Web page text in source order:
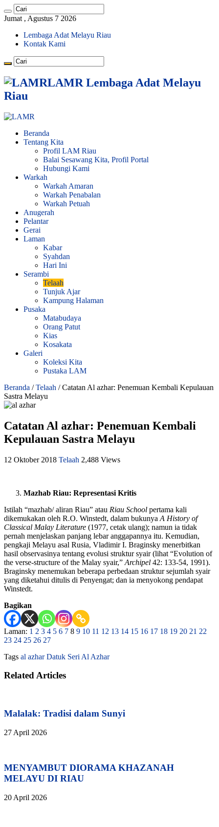
Jumat , Agustus 7 2026
Lembaga Adat Melayu Riau
Kontak Kami
LAMR Lembaga Adat Melayu
Riau
Beranda
Tentang Kita
Profil LAM Riau
Balai Sesawang Kita, Profil Portal
Hubungi Kami
Warkah
Warkah Amaran
Warkah Penabalan
Warkah Petuah
Anugerah
Pelantar
Gerai
Laman
Kabar
Syahdan
Hari Ini
Serambi
Telaah
Tunjuk Ajar
Kampung Halaman
Pusaka
Matabudaya
Orang Patut
Kias
Kosakata
Galeri
Koleksi Kita
Pustaka LAM
Beranda / Telaah / Catatan Al azhar: Penemuan Kembali Kepulauan
Sastra Melayu
Catatan Al azhar: Penemuan Kembali
Kepulauan Sastra Melayu
12 Oktober 2018 Telaah 2,488 Views
Mazhab Riau: Representasi Kritis
Istilah “mazhab/ aliran Riau” atau Riau School pertama kali
dikemukakan oleh R.O. Winstedt, dalam bukunya A History of
Classical Malay Literature (1977, cetak ulang); namun ia tidak
pernah menjelaskan panjang lebar anggapannya itu. Kemudian,
pengkaji Melayu asal Rusia, Vladimir I. Braginsky menerbitkan
hasil observasinya tentang evolusi struktur syair (lihat “Evolution of
the verse-structure of the Malay syair,” Archipel 42: 133-54, 1991).
Braginsky menemukan beberapa perbedaan struktur sejumlah syair
yang diketahui ditulis di Penyengat; dan ia menyokong pendapat
Winstedt.
Bagikan
Laman: 1 2 3 4 5 6 7 8 9 10 11 12 13 14 15 16 17 18 19 20 21 22
23 24 25 26 27
Tags al azhar Datuk Seri Al Azhar
Related Articles
Malalak: Tradisi dalam Sunyi
27 April 2026
MENYAMBUT DIORAMA KHAZANAH
MELAYU DI RIAU
20 April 2026